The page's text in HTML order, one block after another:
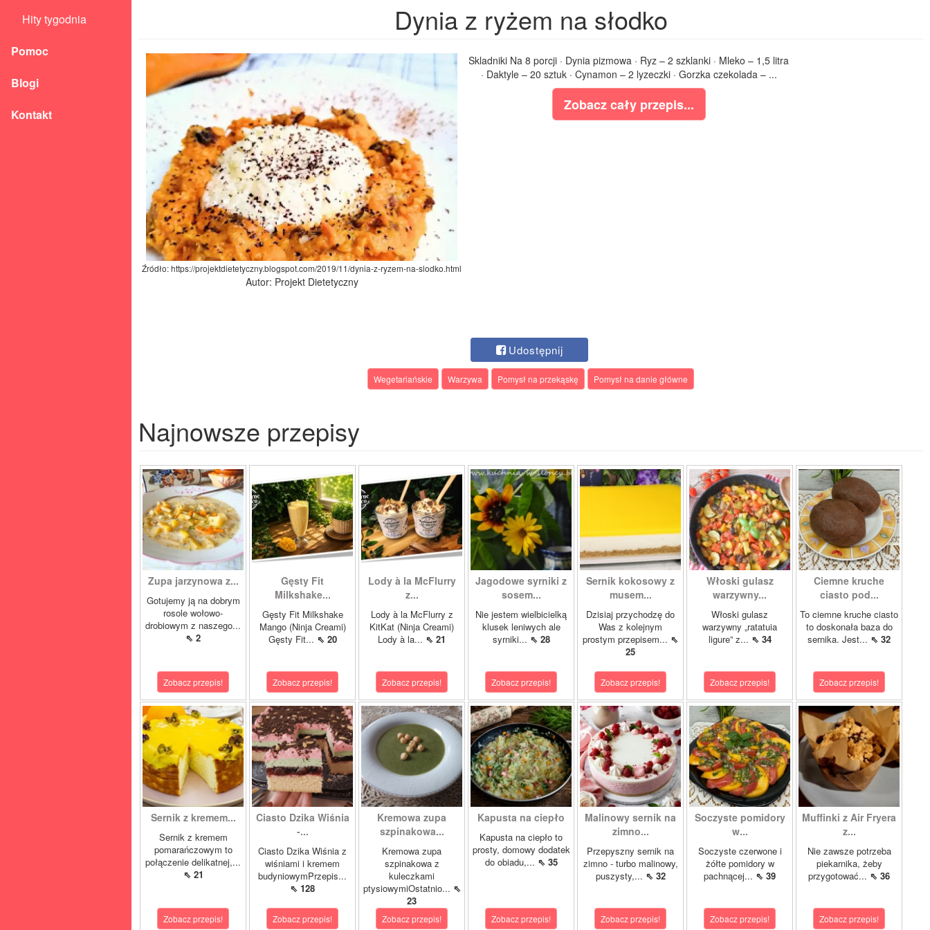
Hity tygodnia
Pomoc
Blogi
Kontakt
Dynia z ryżem na słodko
Źródło: https://projektdietetyczny.blogspot.com/2019/11/dynia-z-ryzem-na-slodko.html
Autor: Projekt Dietetyczny
Skladniki Na 8 porcji · Dynia pizmowa · Ryz – 2 szklanki · Mleko – 1,5 litra
· Daktyle – 20 sztuk · Cynamon – 2 lyzeczki · Gorzka czekolada – ...
Zobacz cały przepis...
Udostępnij
Wegetariańskie Warzywa Pomysł na przekąskę Pomysł na danie główne
Najnowsze przepisy
Zupa jarzynowa z...
Gotujemy ją na dobrym
rosole wołowo-
drobiowym z naszego...
⇖ 2
Zobacz przepis!
Gęsty Fit
Milkshake...
Gęsty Fit Milkshake
Mango (Ninja Creami)
Gęsty Fit... ⇖ 20
Zobacz przepis!
Lody à la McFlurry
z...
Lody à la McFlurry z
KitKat (Ninja Creami)
Lody à la... ⇖ 21
Zobacz przepis!
Jagodowe syrniki z
sosem...
Nie jestem wielbicielką
klusek leniwych ale
syrniki... ⇖ 28
Zobacz przepis!
Sernik kokosowy z
musem...
Dzisiaj przychodzę do
Was z kolejnym
prostym przepisem... ⇖
25
Zobacz przepis!
Włoski gulasz
warzywny...
Włoski gulasz
warzywny „ratatuia
ligure” z... ⇖ 34
Zobacz przepis!
Ciemne kruche
ciasto pod...
To ciemne kruche ciasto
to doskonała baza do
sernika. Jest... ⇖ 32
Zobacz przepis!
Sernik z kremem...
Sernik z kremem
pomarańczowym to
połączenie delikatnej,...
⇖ 21
Zobacz przepis!
Ciasto Dzika Wiśnia
-...
Ciasto Dzika Wiśnia z
wiśniami i kremem
budyniowymPrzepis...
⇖ 128
Zobacz przepis!
Kremowa zupa
szpinakowa...
Kremowa zupa
szpinakowa z
kuleczkami
ptysiowymiOstatnio... ⇖
23
Zobacz przepis!
Kapusta na ciepło
Kapusta na ciepło to
prosty, domowy dodatek
do obiadu,... ⇖ 35
Zobacz przepis!
Malinowy sernik na
zimno...
Przepyszny sernik na
zimno - turbo malinowy,
puszysty,... ⇖ 32
Zobacz przepis!
Soczyste pomidory
w...
Soczyste czerwone i
żółte pomidory w
pachnącej... ⇖ 39
Zobacz przepis!
Muffinki z Air Fryera
z...
Nie zawsze potrzeba
piekarnika, żeby
przygotować... ⇖ 36
Zobacz przepis!